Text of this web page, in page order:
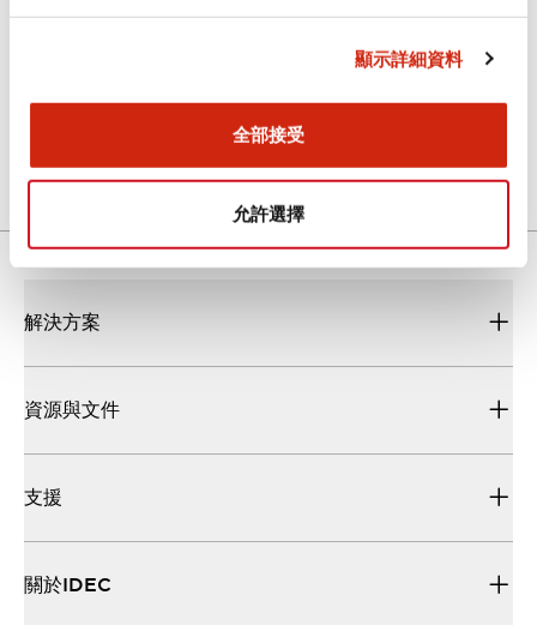
顯示詳細資料
全部接受
允許選擇
解決方案
資源與文件
支援
關於IDEC